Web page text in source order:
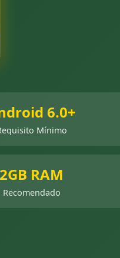
6.0+
Mínimo
2GB RAM
Recomendado